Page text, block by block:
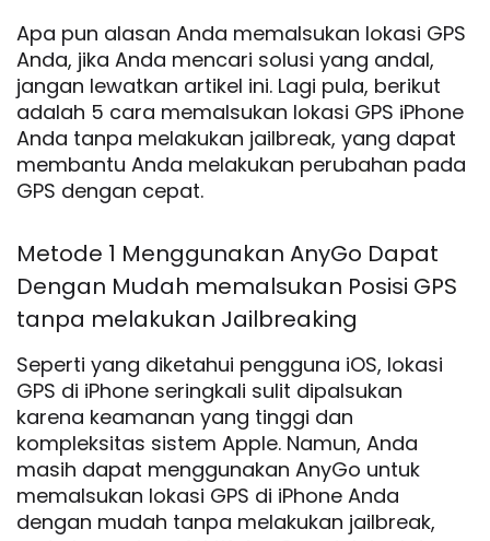
Apa pun alasan Anda memalsukan lokasi GPS
Anda, jika Anda mencari solusi yang andal,
jangan lewatkan artikel ini. Lagi pula, berikut
adalah 5 cara memalsukan lokasi GPS iPhone
Anda tanpa melakukan jailbreak, yang dapat
membantu Anda melakukan perubahan pada
GPS dengan cepat.
Metode 1 Menggunakan AnyGo Dapat
Dengan Mudah memalsukan Posisi GPS
tanpa melakukan Jailbreaking
Seperti yang diketahui pengguna iOS, lokasi
GPS di iPhone seringkali sulit dipalsukan
karena keamanan yang tinggi dan
kompleksitas sistem Apple. Namun, Anda
masih dapat menggunakan AnyGo untuk
memalsukan lokasi GPS di iPhone Anda
dengan mudah tanpa melakukan jailbreak,